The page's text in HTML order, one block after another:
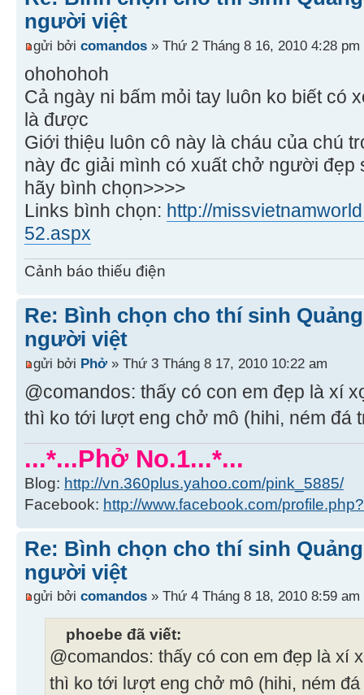
người việt
gửi bởi comandos » Thứ 2 Tháng 8 16, 2010 4:28 pm
ohohohoh
Cả ngày ni bấm mỏi tay luôn ko biết có
là được
Giới thiệu luôn cô này là cháu của chú
này đc giải mình có xuất chở người
hãy bình chọn>>>>
Links bình chọn: http://
52.aspx
Cảnh báo thiếu điện
Re: Bình chọn cho thí sinh
người việt
gửi bởi Phở » Thứ 3 Tháng 8 17, 2010 10:22 am
@comandos: thấy có con em đẹp là xí
thì ko tới lượt eng chở mô (hihi, ném đá
...*...Phở No.1...*...
Blog: http://vn.360plus.yahoo.com/pink_5885/
Facebook: http://www.facebook.com/
Re: Bình chọn cho thí sinh
người việt
gửi bởi comandos » Thứ 4 Tháng 8 18, 2010 8:59 am
phoebe đã viết:
@comandos: thấy có con em đẹp là xí
thì ko tới lượt eng chở mô (hihi, ném